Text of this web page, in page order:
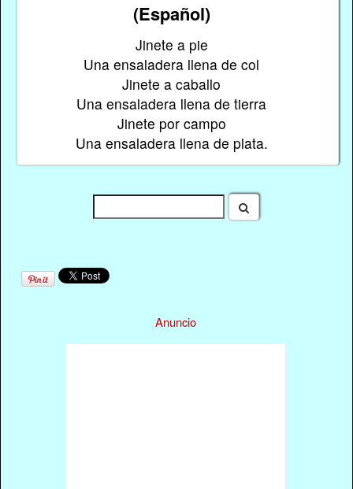
(Español)
Jinete a pie
Una ensaladera llena de col
Jinete a caballo
Una ensaladera llena de tierra
Jinete por campo
Una ensaladera llena de plata.
Anuncio